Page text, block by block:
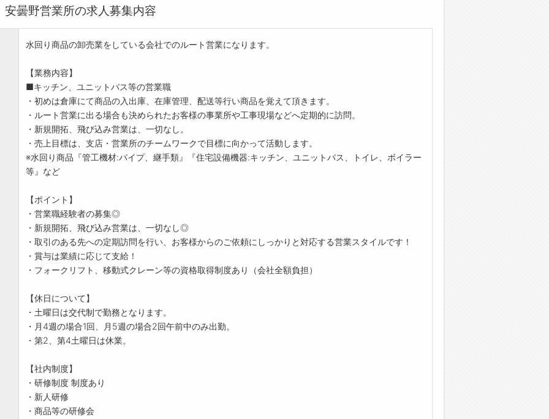
曇野営業所の求人募集内容
水回り商品の卸売業をしている会社でのルート営業になります。
【業務内容】
■キッチン、ユニットバス等の営業職
・初めは倉庫にて商品の入出庫、在庫管理、配送等行い商品を覚えて頂きます。
・ルート営業に出る場合も決められたお客様の事業所や工事現場などへ定期的に訪問。
・新規開拓、飛び込み営業は、一切なし。
・売上目標は、支店・営業所のチームワークで目標に向かって活動します。
※水回り商品『管工機材:パイプ、継手類』『住宅設備機器:キッチン、ユニットバス、トイレ、ボイラー
等』など
【ポイント】
・営業職経験者の募集◎
・新規開拓、飛び込み営業は、一切なし◎
・取引のある先への定期訪問を行い、お客様からのご依頼にしっかりと対応する営業スタイルです！
・賞与は業績に応じて支給！
・フォークリフト、移動式クレーン等の資格取得制度あり（会社全額負担）
【休日について】
・土曜日は交代制で勤務となります。
・月4週の場合1回、月5週の場合2回午前中のみ出勤。
・第2、第4土曜日は休業。
【社内制度】
・研修制度 制度あり
・新人研修
・商品等の研修会